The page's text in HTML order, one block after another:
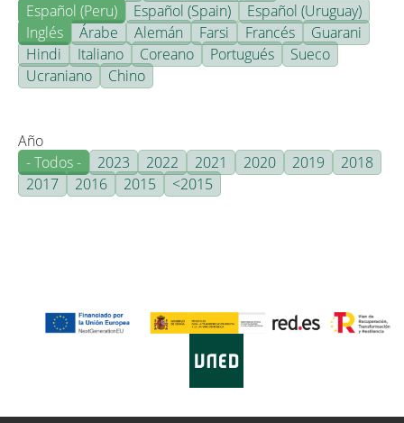
Español (Peru)
Español (Spain)
Español (Uruguay)
Inglés
Árabe Alemán Farsi Francés
Guarani
Hindi
Italiano Coreano Portugués
Sueco
Ucraniano
Chino
Año
- Todos -
2023 2022 2021 2020 2019
2018
2017
2016 2015 <2015